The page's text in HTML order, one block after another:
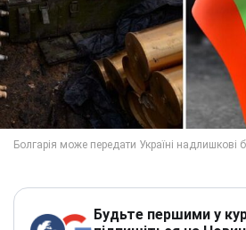
Будьте першими у